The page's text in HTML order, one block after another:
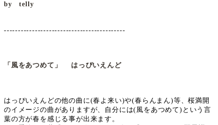
by telly
-------------------------------------------
「風をあつめて」 はっぴいえんど
はっぴいえんどの他の曲に(春よ来い)や(春らんまん)等、桜満開
のイメージの曲がありますが、自分には(風をあつめて)という言
葉の方が春を感じる事が出来ます。